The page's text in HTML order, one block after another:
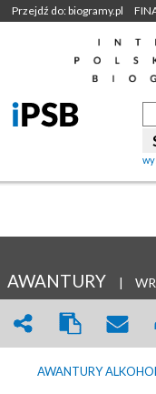
Przejdź do: biogramy.pl
AWANTURY |
AWANTURY